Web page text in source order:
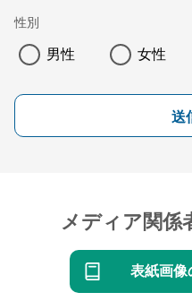
性別
男性 女性
送
メディア関係
表紙画像